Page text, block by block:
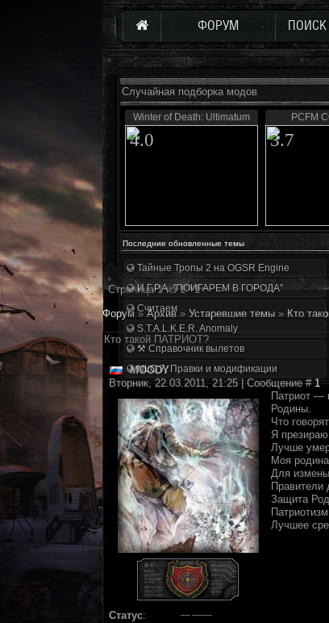
ФОРУМ ПОИСК
Случайная подборка модов
Winter of Death: Ultimatum
4.0
PCFM
3.7
Последние обновленные темы
Тайные Тропы 2 на OGSR Engine
И.Г.Р.А. "ПОИГАРЕМ В ГОРОДА"
Считаем
S.T.A.L.K.E.R. Anomaly
⚒ Справочник вылетов
NLC 7. Правки и модификации
Страница1из1 1
Форум » Архив » Устаревшие темы » Кто
Кто такой ПАТРИОТ?
MOODY
Вторник, 22.03.2011, 21:25 | Сообщение #1
Статус:
Патриот —
Родины.
Что
Я
Лучше
Моя
Для
Правители
Защита
Лучшее